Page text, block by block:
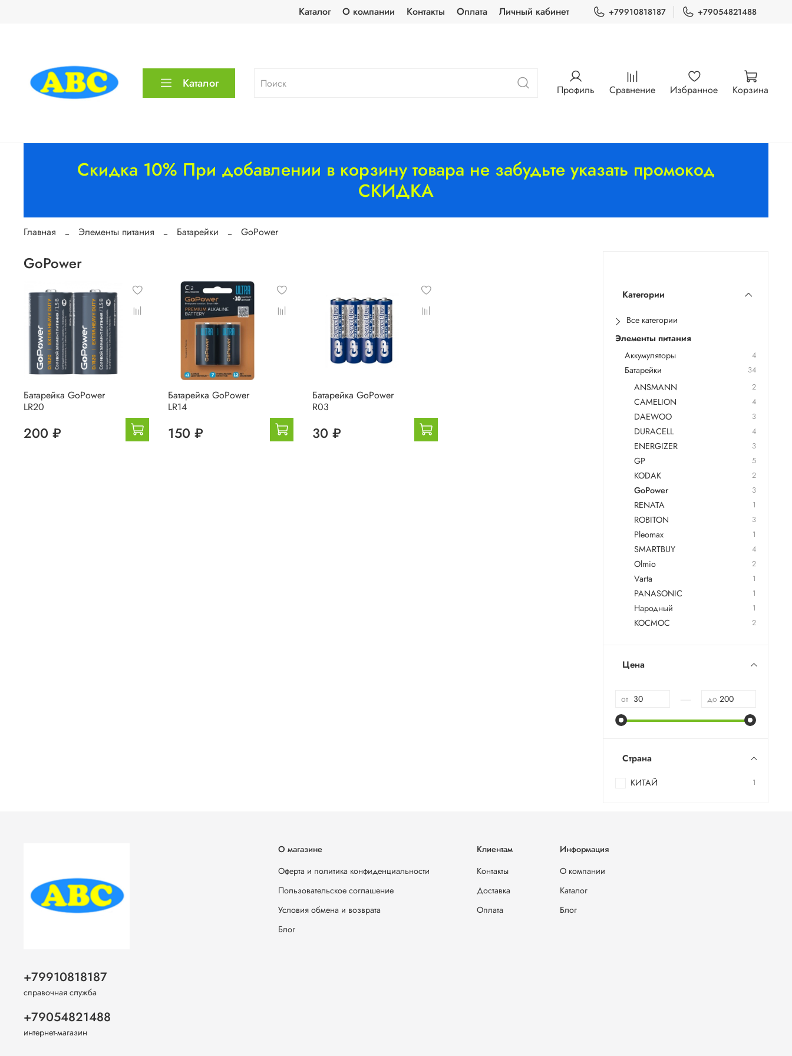
Каталог О компании Контакты Оплата Личный кабинет +79910818187 +79054821488
Каталог Профиль Сравнение Избранное Корзина
Скидка 10% При добавлении в корзину товара не забудьте указать промокод
СКИДКА
Главная Элементы питания Батарейки GoPower
GoPower
Батарейка GoPower
LR20
200 ₽
Батарейка GoPower
LR14
150 ₽
Батарейка GoPower
R03
30 ₽
Категории
Все категории
Элементы питания
Аккумуляторы
4
Батарейки 34
ANSMANN 2
CAMELION 4
DAEWOO 3
DURACELL 4
ENERGIZER 3
GP 5
KODAK 2
GoPower 3
RENATA 1
ROBITON 3
Pleomax 1
SMARTBUY 4
Olmio 2
Varta 1
PANASONIC 1
Народный 1
КОСМОС 2
Цена
от до
Страна
КИТАЙ 1
О магазине
Оферта и политика конфиденциальности
Пользовательское соглашение
Условия обмена и возврата
Блог
Клиентам
Контакты
Доставка
Оплата
Информация
О компании
Каталог
Блог
+79910818187
справочная служба
+79054821488
интернет-магазин